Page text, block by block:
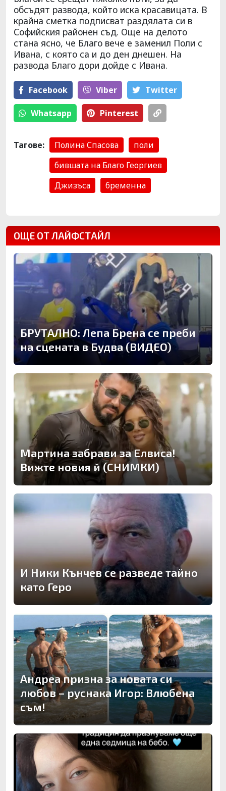
обсъдят развода, който иска красавицата. В
крайна сметка подписват раздялата си в
Софийския районен съд. Още на делото
стана ясно, че Благо вече е заменил Поли с
Ивана, с която са и до ден днешен. На
развода Благо дори дойде с Ивана.
Facebook Viber Тwitter
Whatsapp Pinterest
Тагове: Полина Спасова
поли
бившата на Благо Георгиев
Джизъса
бременна
ОЩЕ ОТ ЛАЙФСТАЙЛ
БРУТАЛНО: Лепа Брена се преби
на сцената в Будва (ВИДЕО)
Мартина забрави за Елвиса!
Вижте новия й (СНИМКИ)
И Ники Кънчев се разведе тайно
като Геро
Андреа призна за новата си
любов – руснака Игор: Влюбена
съм!